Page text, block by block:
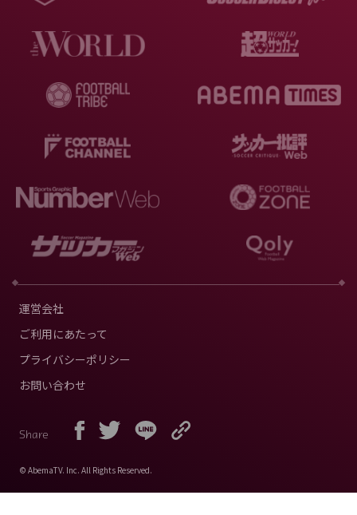
運営会社
ご利用にあたって
プライバシーポリシー
お問い合わせ
Share
© AbemaTV. Inc. All Rights Reserved.